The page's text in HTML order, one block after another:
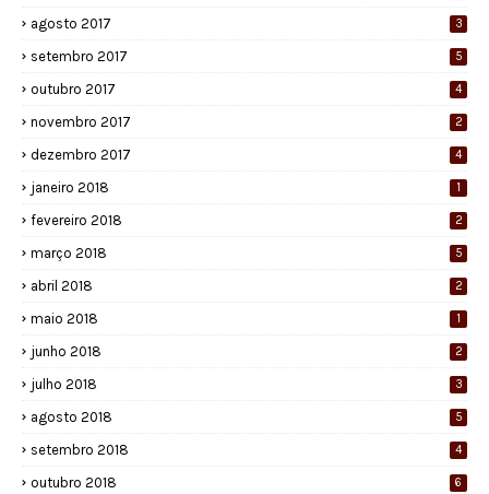
agosto 2017 3
setembro 2017 5
outubro 2017 4
novembro 2017 2
dezembro 2017 4
janeiro 2018 1
fevereiro 2018 2
março 2018 5
abril 2018 2
maio 2018 1
junho 2018 2
julho 2018 3
agosto 2018 5
setembro 2018 4
outubro 2018 6